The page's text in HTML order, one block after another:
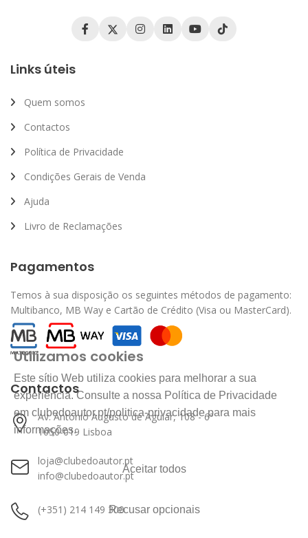
Links úteis
Quem somos
Contactos
Política de Privacidade
Condições Gerais de Venda
Ajuda
Livro de Reclamações
Pagamentos
Temos à sua disposição os seguintes métodos de pagamento:
Multibanco, MB Way e Cartão de Crédito (Visa ou MasterCard).
Contactos
Av. António Augusto de Aguiar, 108 - 6º
1050-019 Lisboa
loja@clubedoautor.pt
info@clubedoautor.pt
(+351) 214 149 300
Utilizamos cookies
Este sítio Web utiliza cookies para melhorar a sua
experiência. Consulte a nossa Política de Privacidade
em clubedoautor.pt/politica-privacidade para mais
informações.
Aceitar todos
Recusar opcionais